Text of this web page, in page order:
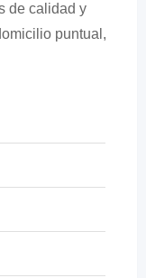
de calidad y
puntual,